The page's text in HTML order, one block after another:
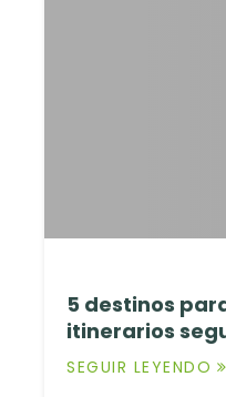
5 destinos
itinerarios
SEGUIR LEYENDO